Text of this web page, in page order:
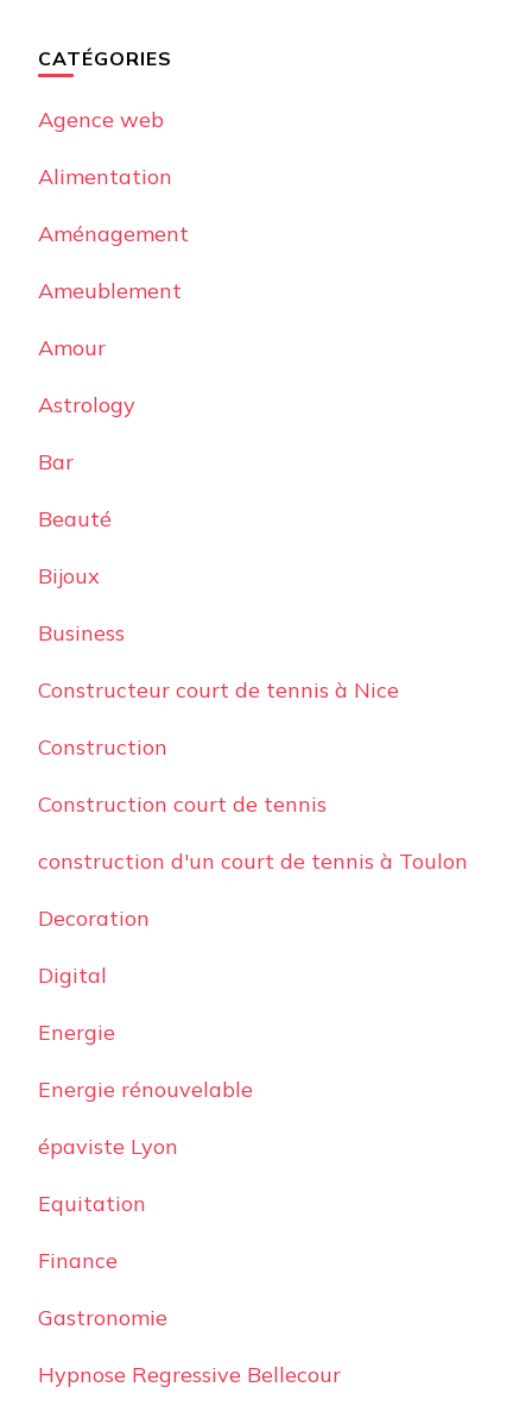
CATÉGORIES
Agence web
Alimentation
Aménagement
Ameublement
Amour
Astrology
Bar
Beauté
Bijoux
Business
Constructeur court de tennis à Nice
Construction
Construction court de tennis
construction d'un court de tennis à Toulon
Decoration
Digital
Energie
Energie rénouvelable
épaviste Lyon
Equitation
Finance
Gastronomie
Hypnose Regressive Bellecour